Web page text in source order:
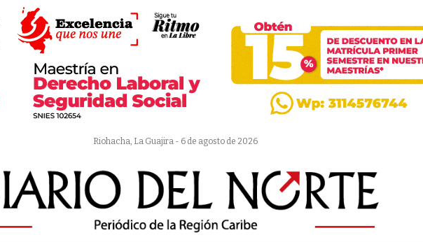
Riohacha, La Guajira - 6 de agosto de 2026